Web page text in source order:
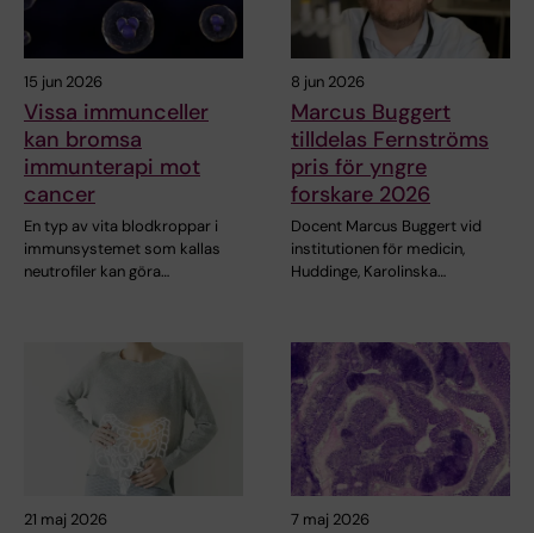
15 jun 2026
Vissa immunceller
kan bromsa
immunterapi mot
cancer
En typ av vita blodkroppar i
immunsystemet som kallas
neutrofiler kan göra…
8 jun 2026
Marcus Buggert
tilldelas Fernströms
pris för yngre
forskare 2026
Docent Marcus Buggert vid
institutionen för medicin,
Huddinge, Karolinska…
21 maj 2026 7 maj 2026